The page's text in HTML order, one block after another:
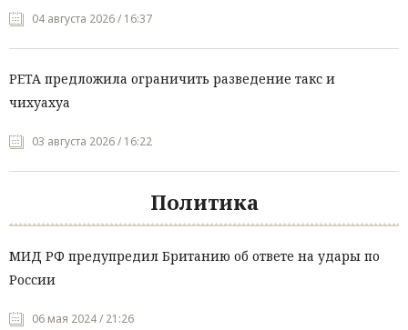
04 августа 2026 / 16:37
PETA предложила ограничить разведение такс и
чихуахуа
03 августа 2026 / 16:22
Политика
МИД РФ предупредил Британию об ответе на удары по
России
06 мая 2024 / 21:26